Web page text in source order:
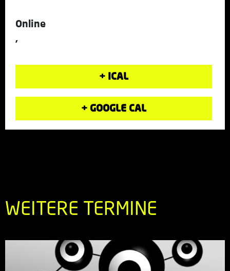
Online
,
+ ICAL
+ GOOGLE CAL
WEITERE TERMINE